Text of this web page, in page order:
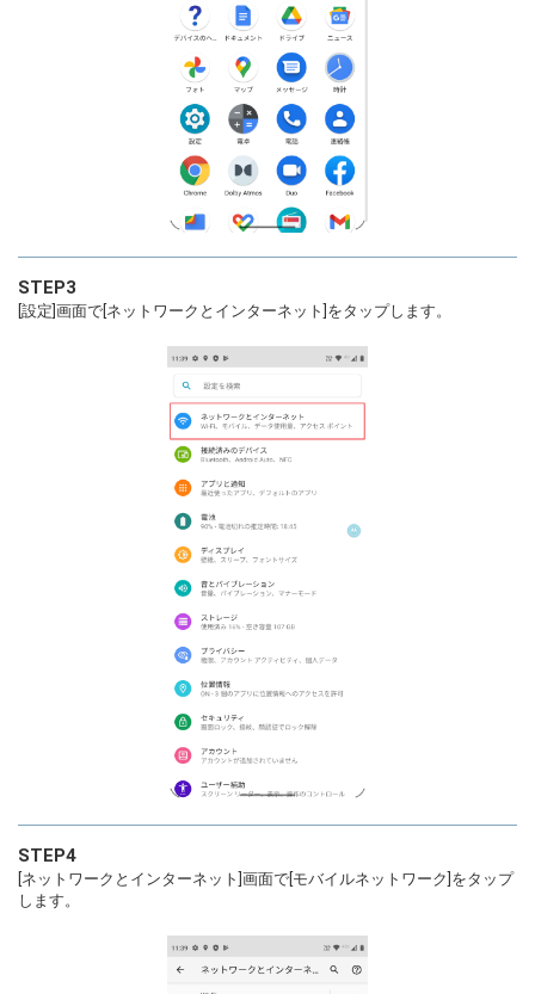
STEP3
[設定]画面で[ネットワークとインターネット]をタップします。
STEP4
[ネットワークとインターネット]画面で[モバイルネットワーク]をタップ
します。